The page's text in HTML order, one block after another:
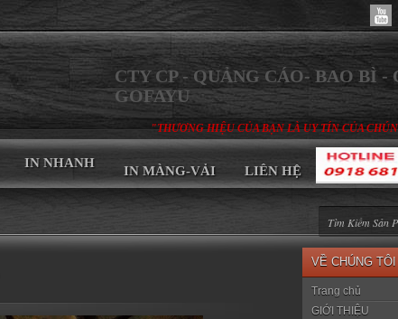
CTY CP - QUẢNG CÁO- BAO BÌ -
GOFAYU
"THƯƠNG HIỆU CỦA BẠN LÀ UY TÍN CỦA
IN NHANH
IN MÀNG-VẢI LIÊN HỆ
VỀ CHÚNG TÔI
Trang chủ
GIỚI THIỆU